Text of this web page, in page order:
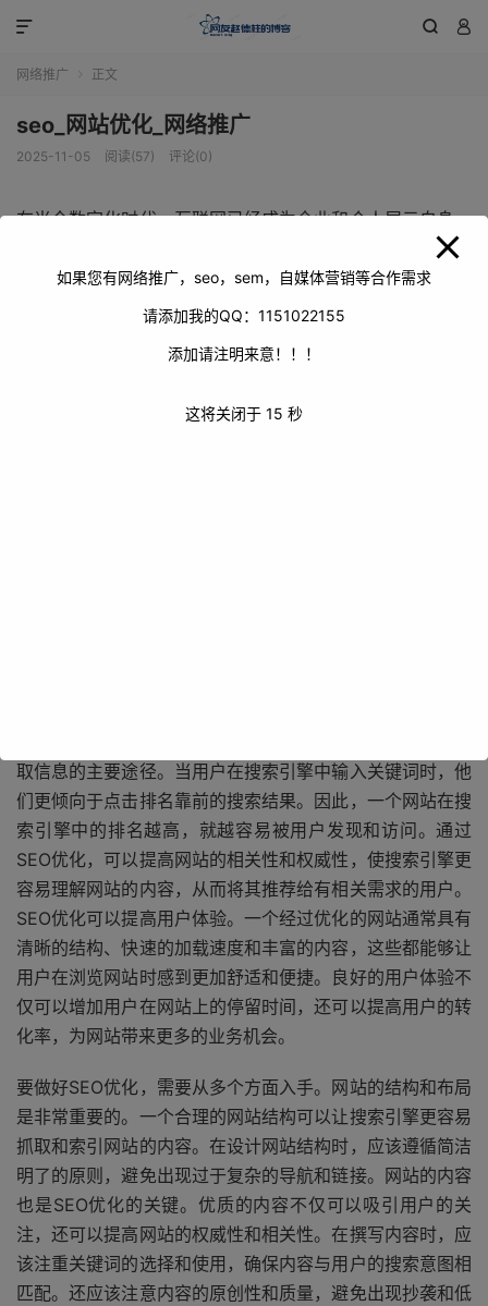
 

网络推广 正文
seo_网站优化_网络推广
2025-11-05 阅读(57) 评论(0)
在当今数字化时代，互联网已经成为企业和个人展示自身、
拓展业务的重要平台。而在这个竞争激烈的网络世界中，要
想让自己的网站脱颖而出，获得更多的流量和曝光，就离不
开SEO（搜索引擎优化）和网络推广。SEO作为一种通过优
技术，是网络推广的重要基础。它能够让网站在用户搜索相
站的访问量。而网络推广则是一个更为广泛的概念，它涵盖
取信息的主要途径。当用户在搜索引擎中输入关键词时，他
们更倾向于点击排名靠前的搜索结果。因此，一个网站在搜
索引擎中的排名越高，就越容易被用户发现和访问。通过
SEO优化，可以提高网站的相关性和权威性，使搜索引擎更
容易理解网站的内容，从而将其推荐给有相关需求的用户。
SEO优化可以提高用户体验。一个经过优化的网站通常具有
清晰的结构、快速的加载速度和丰富的内容，这些都能够让
用户在浏览网站时感到更加舒适和便捷。良好的用户体验不
仅可以增加用户在网站上的停留时间，还可以提高用户的转
化率，为网站带来更多的业务机会。
要做好SEO优化，需要从多个方面入手。网站的结构和布局
是非常重要的。一个合理的网站结构可以让搜索引擎更容易
抓取和索引网站的内容。在设计网站结构时，应该遵循简洁
明了的原则，避免出现过于复杂的导航和链接。网站的内容
也是SEO优化的关键。优质的内容不仅可以吸引用户的关
注，还可以提高网站的权威性和相关性。在撰写内容时，应
该注重关键词的选择和使用，确保内容与用户的搜索意图相
匹配。还应该注意内容的原创性和质量，避免出现抄袭和低
如果您有网络推广，seo，sem，自媒体营销等合作需求
请添加我的QQ：1151022155
添加请注明来意！！！
这将关闭于 14 秒